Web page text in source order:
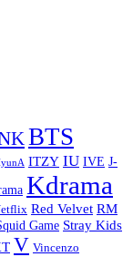
BTS
ITZY IU IVE J-
Kdrama
Red Velvet RM
Game Stray Kids
V Vincenzo